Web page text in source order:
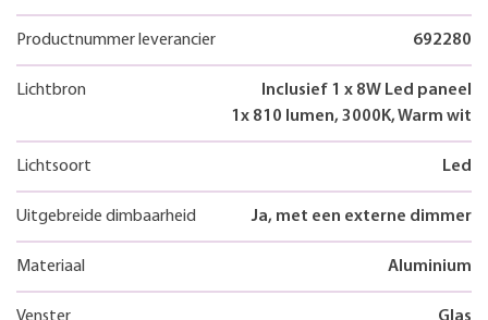
Productnummer leverancier 692280
Lichtbron
Inclusief 1 x 8W Led paneel
1x 810 lumen, 3000K, Warm wit
Lichtsoort Led
Uitgebreide dimbaarheid Ja, met een externe dimmer
Materiaal Aluminium
Venster Glas